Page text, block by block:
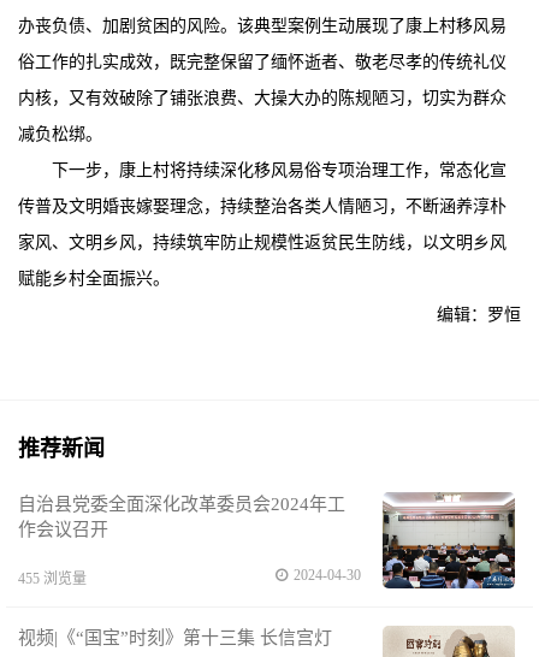
办丧负债、加剧贫困的风险。该典型案例生动展现了康上村移风易
俗工作的扎实成效，既完整保留了缅怀逝者、敬老尽孝的传统礼仪
内核，又有效破除了铺张浪费、大操大办的陈规陋习，切实为群众
减负松绑。
下一步，康上村将持续深化移风易俗专项治理工作，常态化宣
传普及文明婚丧嫁娶理念，持续整治各类人情陋习，不断涵养淳朴
家风、文明乡风，持续筑牢防止规模性返贫民生防线，以文明乡风
赋能乡村全面振兴。
编辑：罗恒
推荐新闻
自治县党委全面深化改革委员会2024年工
作会议召开
455 浏览量 2024-04-30
视频|《“国宝”时刻》第十三集 长信宫灯